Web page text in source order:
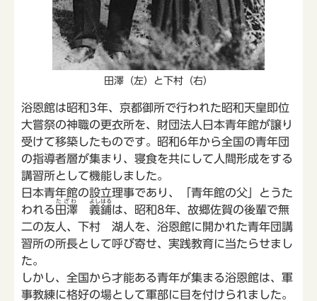
田澤（左）と下村（右）
浴恩館は昭和3年、京都御所で行われた昭和天皇即位
大嘗祭の神職の更衣所を、財団法人日本青年館が譲り
受けて移築したものです。昭和6年から全国の青年団
の指導者層が集まり、寝食を共にして人間形成をする
講習所として機能しました。
日本青年館の設立理事であり、「青年館の父」とうた
われる田澤
たざわ
義鋪
よしはる
は、昭和8年、故郷佐賀の後輩で無
二の友人、下村 湖人を、浴恩館に開かれた青年団講
習所の所長として呼び寄せ、実践教育に当たらせまし
た。
しかし、全国から才能ある青年が集まる浴恩館は、軍
事教練に格好の場として軍部に目を付けられました。